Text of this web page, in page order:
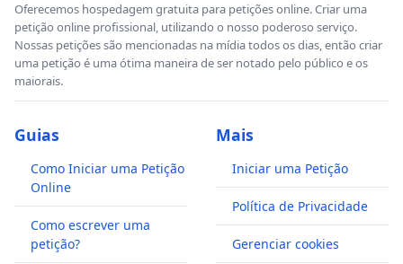
Oferecemos hospedagem gratuita para petições online. Criar uma
petição online profissional, utilizando o nosso poderoso serviço.
Nossas petições são mencionadas na mídia todos os dias, então criar
uma petição é uma ótima maneira de ser notado pelo público e os
maiorais.
Guias
Como Iniciar uma Petição
Online
Como escrever uma
petição?
Mais
Iniciar uma Petição
Política de Privacidade
Gerenciar cookies